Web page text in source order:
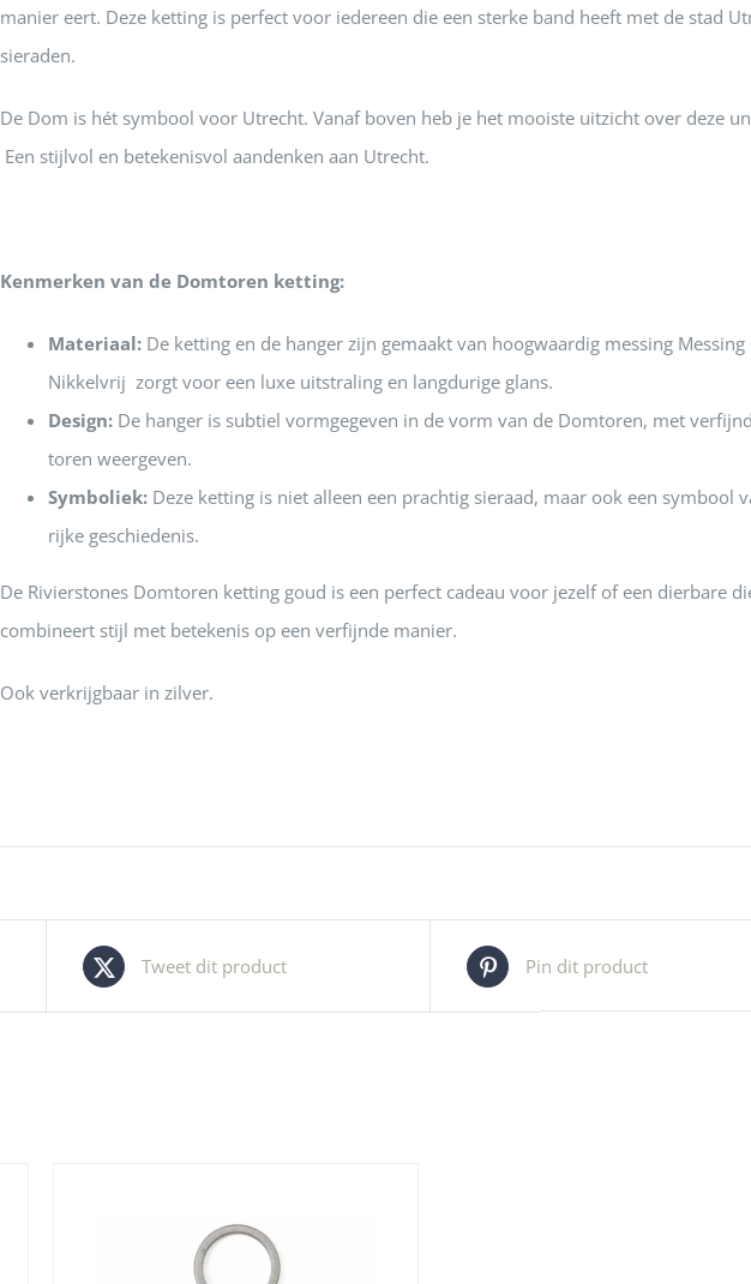
manier eert. Deze ketting is perfect voor iedereen die een sterke band heeft met de stad
sieraden.
De Dom is hét symbool voor Utrecht. Vanaf boven heb je het mooiste uitzicht over deze
Een stijlvol en betekenisvol aandenken aan Utrecht.
Kenmerken van de Domtoren ketting:
Materiaal: De ketting en de hanger zijn gemaakt van hoogwaardig messing
Nikkelvrij zorgt voor een luxe uitstraling en langdurige glans.
Design: De hanger is subtiel vormgegeven in de vorm van de Domtoren, met
toren weergeven.
Symboliek: Deze ketting is niet alleen een prachtig sieraad, maar ook een symbool
rijke geschiedenis.
De Rivierstones Domtoren ketting goud is een perfect cadeau voor jezelf of een dierbare
combineert stijl met betekenis op een verfijnde manier.
Ook verkrijgbaar in zilver.
Tweet dit product Pin dit product